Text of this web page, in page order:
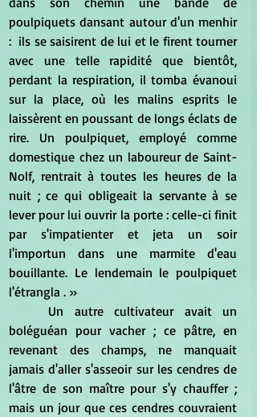
poulpiquets dansant autour d'un menhir
:  ils se saisirent de lui et le firent tourner
avec une telle rapidité que bientôt,
perdant la respiration, il tomba évanoui
sur la place, où les malins esprits le
laissèrent en poussant de longs éclats de
rire. Un poulpiquet, employé comme
domestique chez un laboureur de Saint-
Nolf, rentrait à toutes les heures de la
nuit ; ce qui obligeait la servante à se
lever pour lui ouvrir la porte : celle-ci finit
par s'impatienter et jeta un soir
l'importun dans une marmite d'eau
bouillante. Le lendemain le poulpiquet
l'étrangla . »
boléguéan pour vacher ; ce pâtre, en
revenant des champs, ne manquait
jamais d'aller s'asseoir sur les cendres de
l'âtre de son maître pour s'y chauffer ;
mais un jour que ces cendres couvraient